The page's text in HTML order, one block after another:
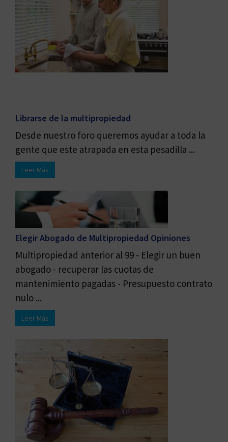
Librarse de la multipropiedad
Desde nuestro foro queremos ayudar a toda la
gente que este atrapada en esta pesadilla ...
Leer Más
Elegir Abogado de Multipropiedad Opiniones
Multipropiedad anterior al 99 - Elegir un buen
abogado - recuperar las cuotas de
mantenimiento pagadas - Presupuesto contrato
nulo ...
Leer Más